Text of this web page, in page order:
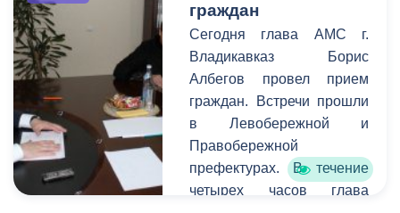
граждан
Сегодня глава АМС г.
Владикавказ Борис
Албегов провел прием
граждан. Встречи прошли
в Левобережной и
Правобережной
префектурах. В течение
четырех часов глава